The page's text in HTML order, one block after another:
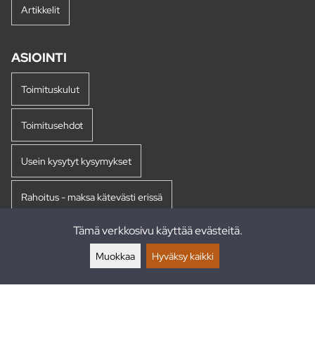
Artikkelit
ASIOINTI
Toimituskulut
Toimitusehdot
Usein kysytyt kysymykset
Rahoitus - maksa kätevästi erissä
Tämä verkkosivu käyttää evästeitä.
Muokkaa Hyväksy kaikki